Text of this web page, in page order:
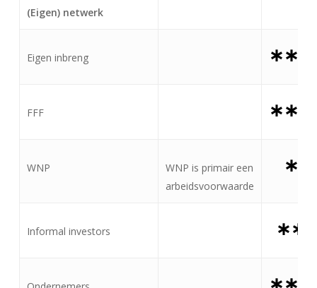
(Eigen) netwerk
Eigen inbreng ∗∗∗
FFF ∗∗∗
WNP
WNP is primair een
arbeidsvoorwaarde
∗
Informal investors ∗∗
∗∗∗